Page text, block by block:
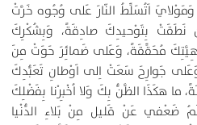
اَتُسَلِّطُ النّارَ عَلى وُجُوه خَرَّتْ
بِتَوْحيدِكَ صادِقَةً، وَبِشُكْرِكَ
مُحَقِّقَةً، وَعَلى ضَمائِرَ حَوَتْ مِنَ
جَوارِحَ سَعَتْ اِلى اَوْطانِ تَعَبُّدِكَ
ما هكَذَا الظَّنُّ بِكَ وَلا اُخْبِرْنا بِفَضْلِكَ
ضَعْفي عَنْ قَليل مِنْ بَلاءِ الدُّنْيا